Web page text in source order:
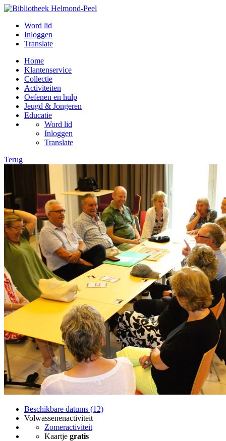
Word lid
Inloggen
Translate
Home
Klantenservice
Collectie
Activiteiten
Oefenen en hulp
Jeugd & Jongeren
Educatie
Word lid
Inloggen
Translate
Terug
Beschikbare datums (12)
Volwassenenactiviteit
Zomeractiviteit
Kaartje gratis